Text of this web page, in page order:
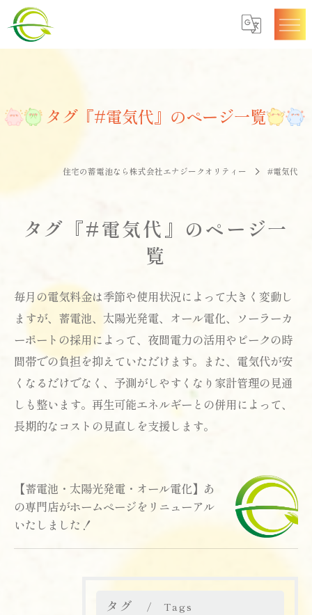
タグ『#電気代』のページ一覧
住宅の蓄電池なら株式会社エナジークオリティー #電気代
タグ『#電気代』のページ一
覧
毎月の電気料金は季節や使用状況によって大きく変動し
ますが、蓄電池、太陽光発電、オール電化、ソーラーカ
ーポートの採用によって、夜間電力の活用やピークの時
間帯での負担を抑えていただけます。また、電気代が安
くなるだけでなく、予測がしやすくなり家計管理の見通
しも整います。再生可能エネルギーとの併用によって、
長期的なコストの見直しを支援します。
【蓄電池・太陽光発電・オール電化】あ
の専門店がホームページをリニューアル
いたしました！
タグ Tags